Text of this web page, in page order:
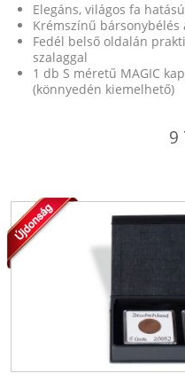
Elegáns, világos fa
Krémszínű
Fedél belső oldalán
szalaggal
1 db S méretű MAGIC
(könnyedén kiemelhető)
9